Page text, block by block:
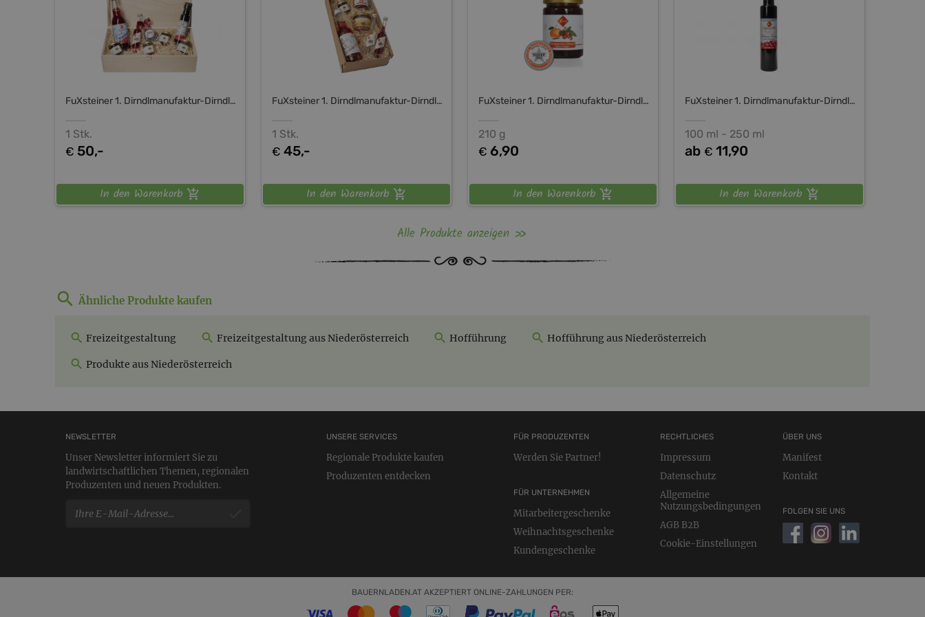
FuXsteiner 1. Dirndlmanufaktur-Dirndltal
1 Stk.
€ 50,-
In den Warenkorb
FuXsteiner 1. Dirndlmanufaktur-Dirndltal
1 Stk.
€ 45,-
In den Warenkorb
FuXsteiner 1. Dirndlmanufaktur-Dirndltal
210 g
€ 6,90
In den Warenkorb
FuXsteiner 1. Dirndlmanufaktur-Dirndltal
100 ml - 250 ml
ab € 11,90
In den Warenkorb
Alle Produkte anzeigen
Ähnliche Produkte kaufen
Freizeitgestaltung Freizeitgestaltung aus Niederösterreich Hofführung Hofführung aus Niederösterreich
Produkte aus Niederösterreich
NEWSLETTER
Unser Newsletter informiert Sie zu
landwirtschaftlichen Themen, regionalen
Produzenten und neuen Produkten.
UNSERE SERVICES
Regionale Produkte kaufen
Produzenten entdecken
FÜR PRODUZENTEN
Werden Sie Partner!
FÜR UNTERNEHMEN
Mitarbeitergeschenke
Weihnachtsgeschenke
Kundengeschenke
RECHTLICHES
Impressum
Datenschutz
Allgemeine
Nutzungsbedingungen
AGB B2B
Cookie-Einstellungen
ÜBER UNS
Manifest
Kontakt
FOLGEN SIE UNS
BAUERNLADEN.AT AKZEPTIERT ONLINE-ZAHLUNGEN PER: